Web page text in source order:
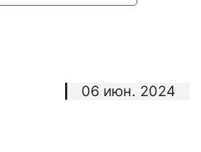
06 июн. 2024